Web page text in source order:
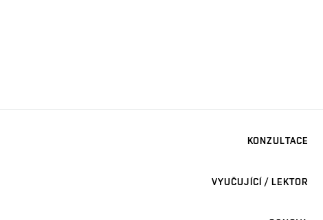
KONZULTACE
VYUČUJÍCÍ / LEKTOR